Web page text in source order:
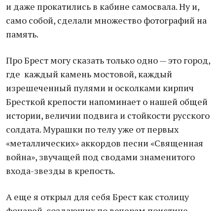
и даже прокатились в кабине самосвала. Ну и,
само собой, сделали множество фотографий на
память.
Про Брест могу сказать только одно — это город,
где каждый камень мостовой, каждый
изрешеченный пулями и осколками кирпич
Бресткой крепости напоминает о нашей общей
истории, величии подвига и стойкости русского
солдата. Мурашки по телу уже от первых
«металлических» аккордов песни «Священная
война», звучащей под сводами знаменитого
входа-звезды в крепость.
А еще я открыл для себя Брест как столицу